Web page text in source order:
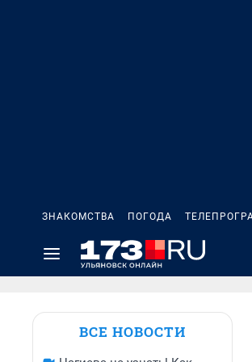
ЗНАКОМСТВА ПОГОДА
ВСЕ НОВОСТИ